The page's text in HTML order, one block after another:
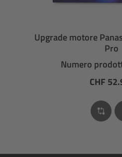
Upgrade motore
Pro
Numero
CHF